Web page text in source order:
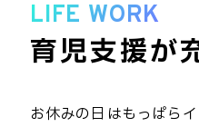
LIFE WORK
育児支援が
お休みの日はもっぱら